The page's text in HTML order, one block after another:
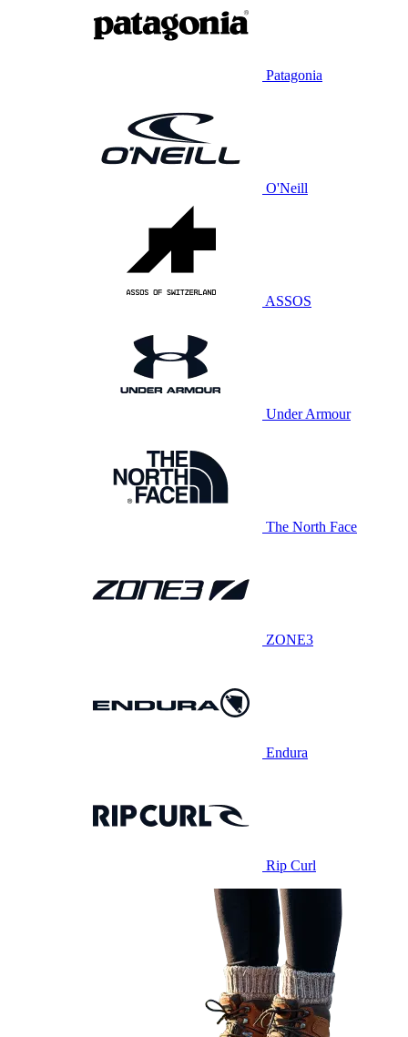
Patagonia
O'Neill
ASSOS
Under Armour
The North Face
ZONE3
Endura
Rip Curl